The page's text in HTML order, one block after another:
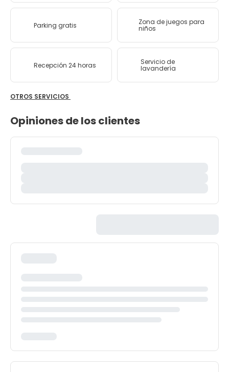
Parking gratis Zona de juegos para
niños
Recepción 24 horas Servicio de
lavandería
OTROS SERVICIOS
Opiniones de los clientes